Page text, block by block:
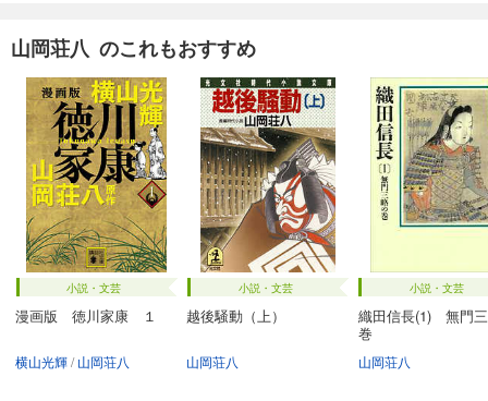
山岡荘八 のこれもおすすめ
小説・文芸
漫画版 徳川家康 １
横山光輝 山岡荘八
小説・文芸
越後騒動（上）
山岡荘八
小説・文芸
織田信長(1) 無門
巻
山岡荘八